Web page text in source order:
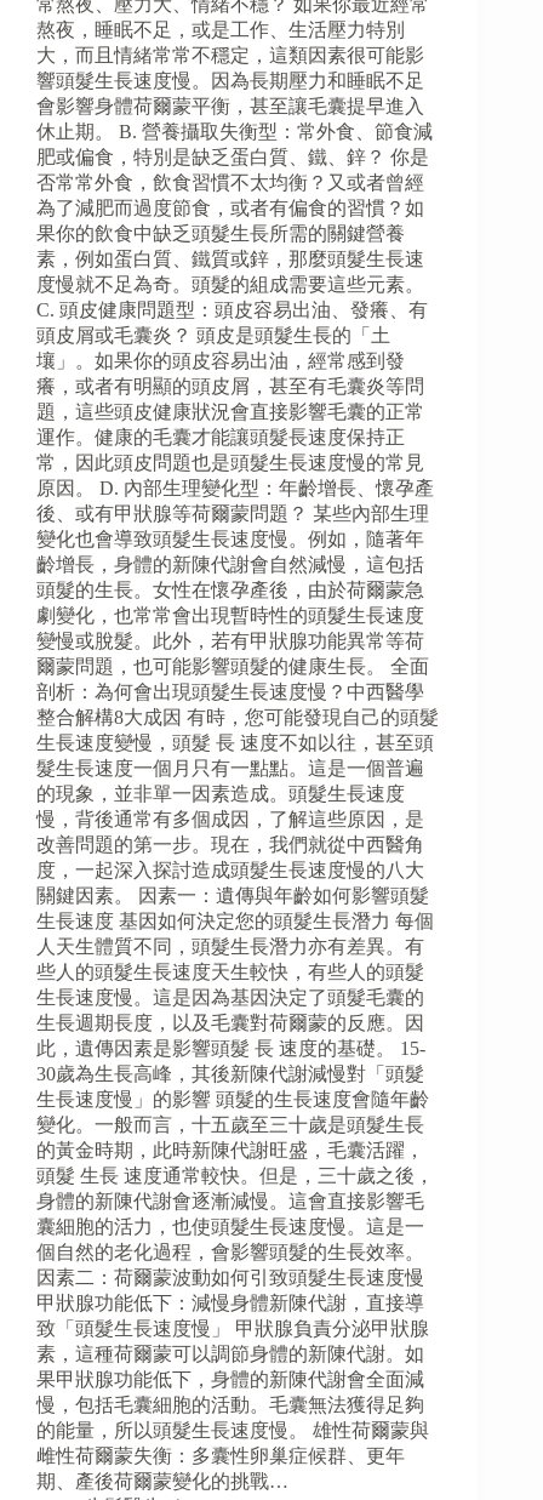
常熬夜、壓力大、情緒不穩？ 如果你最近經常
熬夜，睡眠不足，或是工作、生活壓力特別
大，而且情緒常常不穩定，這類因素很可能影
響頭髮生長速度慢。因為長期壓力和睡眠不足
會影響身體荷爾蒙平衡，甚至讓毛囊提早進入
休止期。 B. 營養攝取失衡型：常外食、節食減
肥或偏食，特別是缺乏蛋白質、鐵、鋅？ 你是
否常常外食，飲食習慣不太均衡？又或者曾經
為了減肥而過度節食，或者有偏食的習慣？如
果你的飲食中缺乏頭髮生長所需的關鍵營養
素，例如蛋白質、鐵質或鋅，那麼頭髮生長速
度慢就不足為奇。頭髮的組成需要這些元素。
C. 頭皮健康問題型：頭皮容易出油、發癢、有
頭皮屑或毛囊炎？ 頭皮是頭髮生長的「土
壤」。如果你的頭皮容易出油，經常感到發
癢，或者有明顯的頭皮屑，甚至有毛囊炎等問
題，這些頭皮健康狀況會直接影響毛囊的正常
運作。健康的毛囊才能讓頭髮長速度保持正
常，因此頭皮問題也是頭髮生長速度慢的常見
原因。 D. 內部生理變化型：年齡增長、懷孕產
後、或有甲狀腺等荷爾蒙問題？ 某些內部生理
變化也會導致頭髮生長速度慢。例如，隨著年
齡增長，身體的新陳代謝會自然減慢，這包括
頭髮的生長。女性在懷孕產後，由於荷爾蒙急
劇變化，也常常會出現暫時性的頭髮生長速度
變慢或脫髮。此外，若有甲狀腺功能異常等荷
爾蒙問題，也可能影響頭髮的健康生長。 全面
剖析：為何會出現頭髮生長速度慢？中西醫學
整合解構8大成因 有時，您可能發現自己的頭髮
生長速度變慢，頭髮 長 速度不如以往，甚至頭
髮生長速度一個月只有一點點。這是一個普遍
的現象，並非單一因素造成。頭髮生長速度
慢，背後通常有多個成因，了解這些原因，是
改善問題的第一步。現在，我們就從中西醫角
度，一起深入探討造成頭髮生長速度慢的八大
關鍵因素。 因素一：遺傳與年齡如何影響頭髮
生長速度 基因如何決定您的頭髮生長潛力 每個
人天生體質不同，頭髮生長潛力亦有差異。有
些人的頭髮生長速度天生較快，有些人的頭髮
生長速度慢。這是因為基因決定了頭髮毛囊的
生長週期長度，以及毛囊對荷爾蒙的反應。因
此，遺傳因素是影響頭髮 長 速度的基礎。 15-
30歲為生長高峰，其後新陳代謝減慢對「頭髮
生長速度慢」的影響 頭髮的生長速度會隨年齡
變化。一般而言，十五歲至三十歲是頭髮生長
的黃金時期，此時新陳代謝旺盛，毛囊活躍，
頭髮 生長 速度通常較快。但是，三十歲之後，
身體的新陳代謝會逐漸減慢。這會直接影響毛
囊細胞的活力，也使頭髮生長速度慢。這是一
個自然的老化過程，會影響頭髮的生長效率。
因素二：荷爾蒙波動如何引致頭髮生長速度慢
甲狀腺功能低下：減慢身體新陳代謝，直接導
致「頭髮生長速度慢」 甲狀腺負責分泌甲狀腺
素，這種荷爾蒙可以調節身體的新陳代謝。如
果甲狀腺功能低下，身體的新陳代謝會全面減
慢，包括毛囊細胞的活動。毛囊無法獲得足夠
的能量，所以頭髮生長速度慢。 雄性荷爾蒙與
雌性荷爾蒙失衡：多囊性卵巢症候群、更年
期、產後荷爾蒙變化的挑戰…